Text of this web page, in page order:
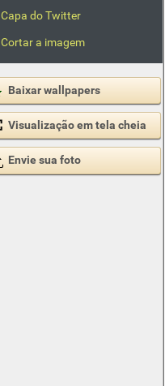
Capa do Twitter
Cortar a imagem
Baixar wallpapers
Visualização em tela cheia
Envie sua foto